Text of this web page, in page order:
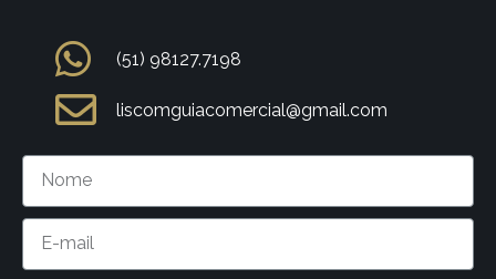
(51) 98127.7198
liscomguiacomercial@gmail.com